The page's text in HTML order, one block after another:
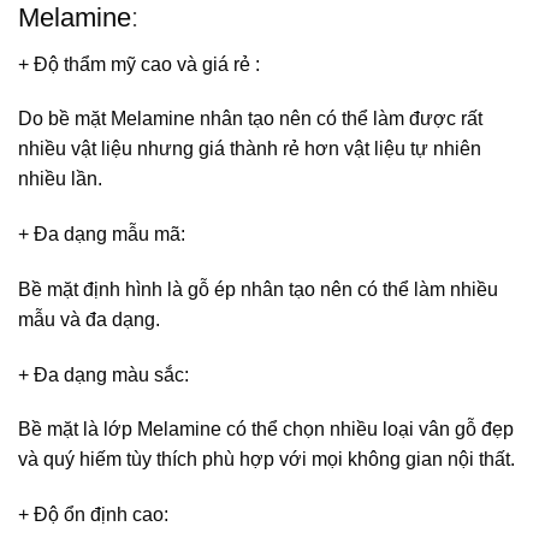
Melamine:
+ Độ thẩm mỹ cao và giá rẻ :
Do bề mặt Melamine nhân tạo nên có thể làm được rất
nhiều vật liệu nhưng giá thành rẻ hơn vật liệu tự nhiên
nhiều lần.
+ Đa dạng mẫu mã:
Bề mặt định hình là gỗ ép nhân tạo nên có thể làm nhiều
mẫu và đa dạng.
+ Đa dạng màu sắc:
Bề mặt là lớp Melamine có thể chọn nhiều loại vân gỗ đẹp
và quý hiếm tùy thích phù hợp với mọi không gian nội thất.
+ Độ ổn định cao: